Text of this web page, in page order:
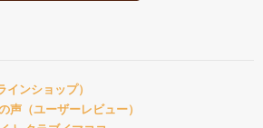
ンショップ）
声（ユーザーレビュー）